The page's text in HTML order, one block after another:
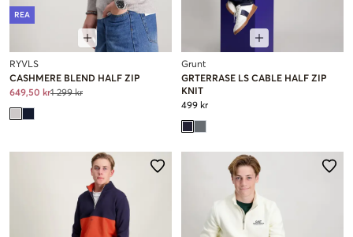
REA
RYVLS
CASHMERE BLEND HALF ZIP
649,50 kr1 299 kr
Grunt
GRTERRASE LS CABLE HALF ZIP
KNIT
499 kr